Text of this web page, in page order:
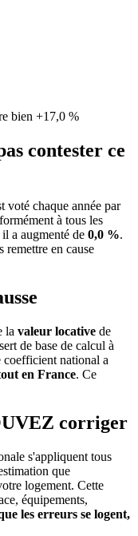
bien +17,0 %
contester ce
voté chaque année par
à tous les
a augmenté de 0,0 %.
remettre en cause
la valeur locative de
de base de calcul à
national a
en France. Ce
corriger
s'appliquent tous
que
logement. Cette
équipements,
les erreurs se logent,